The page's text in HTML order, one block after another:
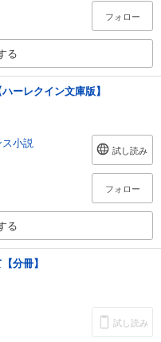
フォロー
る
ーレクイン文庫版】
小説
試し読み
フォロー
る
分冊】
試し読み